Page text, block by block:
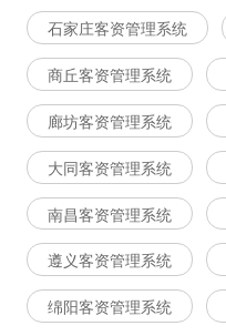
石家庄客资管理系统
商丘客资管理系统
廊坊客资管理系统
大同客资管理系统
南昌客资管理系统
遵义客资管理系统
绵阳客资管理系统